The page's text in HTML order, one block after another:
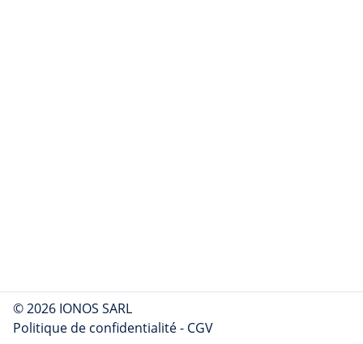
© 2026 IONOS SARL
Politique de confidentialité- CGV